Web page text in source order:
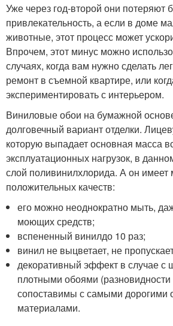
Уже через год-второй они потеряют
привлекательность, а если в доме
животные, этот процесс может
Впрочем, этот минус можно
случаях, когда вам нужно сделать
ремонт в съемной квартире, или
экспериментировать с интерьером.
Виниловые обои на бумажной
долговечный вариант отделки.
которую выпадает основная масса
эксплуатационных нагрузок, в
слой поливинилхлорида. А он имеет
положительных качеств:
его можно неоднократно мыть,
моющих средств;
вспененный винилдо 10 раз;
винил не выцветает, не
декоративный эффект в случае с
плотными обоями
сопоставимы с самыми дорогими
материалами.